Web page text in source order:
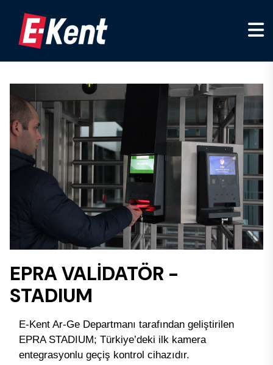
EPRA VALİDATÖR -
STADIUM
E-Kent Ar-Ge Departmanı tarafından geliştirilen
EPRA STADIUM; Türkiye’deki ilk kamera
entegrasyonlu geçiş kontrol cihazıdır.